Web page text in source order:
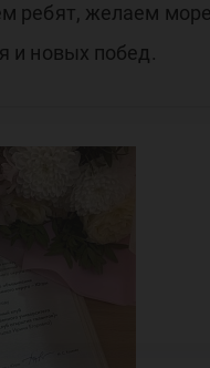
ребят, желаем море
и новых побед.